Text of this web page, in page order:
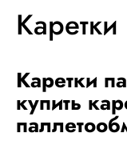
Каретки
Каретки
купить